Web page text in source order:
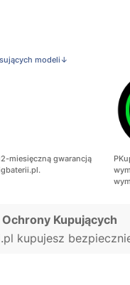
modeli↓
miesięczną gwarancją
Kupujących
kupujesz